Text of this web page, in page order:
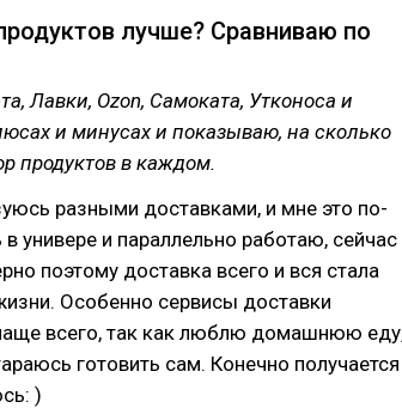
лучше? Сравниваю по
Лавки, Ozon, Самоката, Утконоса и
и минусах и показываю, на сколько
продуктов в каждом.
разными доставками, и мне это по-
универе и параллельно работаю, сейчас
поэтому доставка всего и вся стала
Особенно сервисы доставки
всего, так как люблю домашнюю
готовить сам. Конечно получается
)